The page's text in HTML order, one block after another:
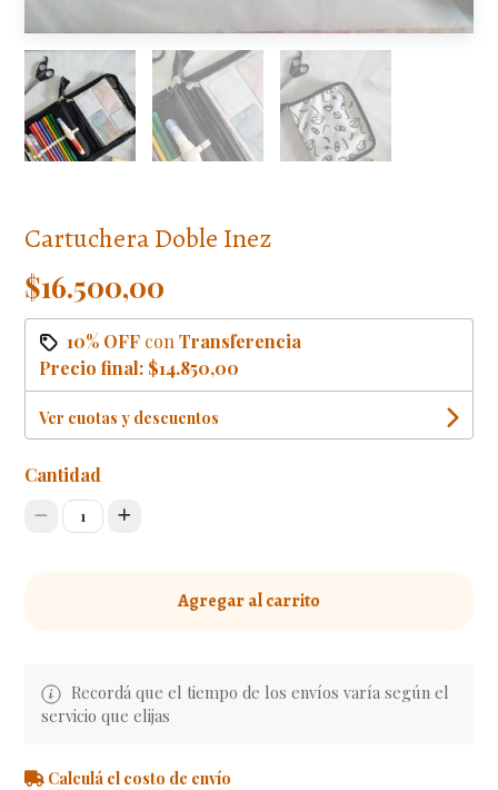
Cartuchera Doble Inez
$16.500,00
10% OFF conTransferencia
Precio final: $14.850,00
Ver cuotas y descuentos
Cantidad
1
Agregar al carrito
Recordá que el tiempo de los envíos varía según el
servicio que elijas
Calculá el costo de envío